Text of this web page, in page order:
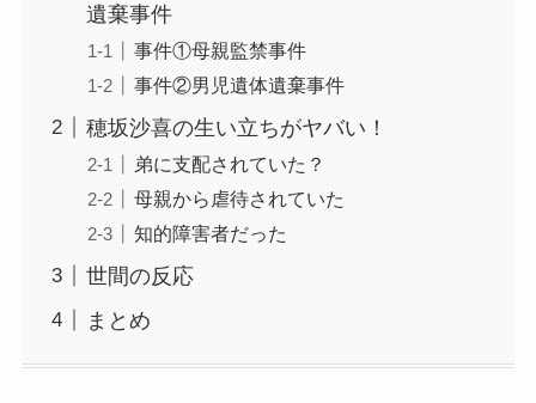
遺棄事件
事件①母親監禁事件
事件②男児遺体遺棄事件
穂坂沙喜の生い立ちがヤバい！
弟に支配されていた？
母親から虐待されていた
知的障害者だった
世間の反応
まとめ